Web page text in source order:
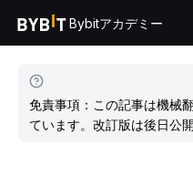
Bybitアカデミー
免責事項：この記事は機械
ています。改訂版は後日公